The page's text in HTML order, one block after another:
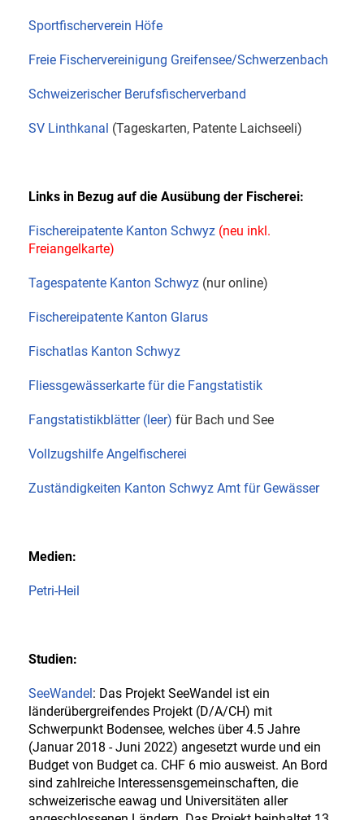
Sportfischerverein Höfe
Freie Fischervereinigung Greifensee/Schwerzenbach
Schweizerischer Berufsfischerverband
SV Linthkanal (Tageskarten, Patente Laichseeli)
Links in Bezug auf die Ausübung der Fischerei:
Fischereipatente Kanton Schwyz (neu inkl.
Freiangelkarte)
Tagespatente Kanton Schwyz (nur online)
Fischereipatente Kanton Glarus
Fischatlas Kanton Schwyz
Fliessgewässerkarte für die Fangstatistik
Fangstatistikblätter (leer) für Bach und See
Vollzugshilfe Angelfischerei
Zuständigkeiten Kanton Schwyz Amt für Gewässer
Medien:
Petri-Heil
Studien:
SeeWandel: Das Projekt SeeWandel ist ein
länderübergreifendes Projekt (D/A/CH) mit
Schwerpunkt Bodensee, welches über 4.5 Jahre
(Januar 2018 - Juni 2022) angesetzt wurde und ein
Budget von Budget ca. CHF 6 mio ausweist. An Bord
sind zahlreiche Interessensgemeinschaften, die
schweizerische eawag und Universitäten aller